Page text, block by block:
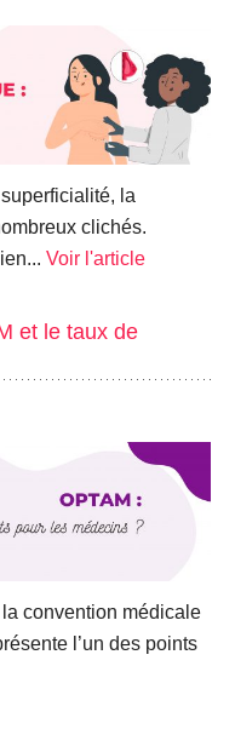
la
clichés.
Voir l'article
et le taux de
convention médicale
l’un des points